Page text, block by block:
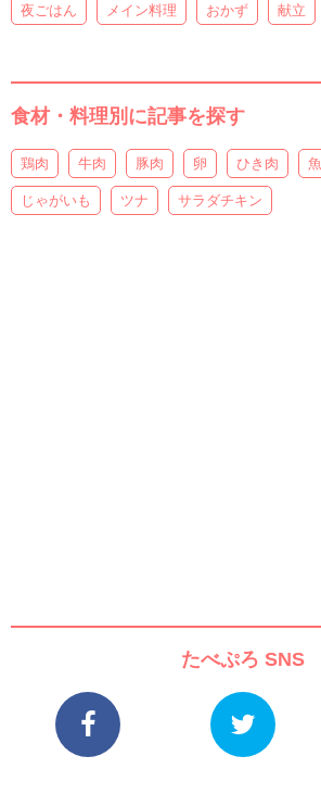
夜ごはん メイン料理 おかず 献立
食材・料理別に記事を探す
鶏肉 牛肉 豚肉 卵 ひき肉 魚
じゃがいも ツナ サラダチキン
たべぷろ SNS